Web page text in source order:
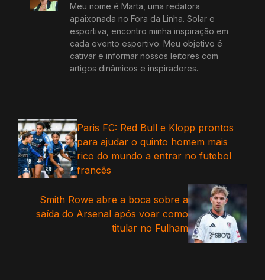
Meu nome é Marta, uma redatora
apaixonada no Fora da Linha. Solar e
esportiva, encontro minha inspiração em
cada evento esportivo. Meu objetivo é
cativar e informar nossos leitores com
artigos dinâmicos e inspiradores.
Paris FC: Red Bull e Klopp prontos
para ajudar o quinto homem mais
rico do mundo a entrar no futebol
francês
Smith Rowe abre a boca sobre a
saída do Arsenal após voar como
titular no Fulham